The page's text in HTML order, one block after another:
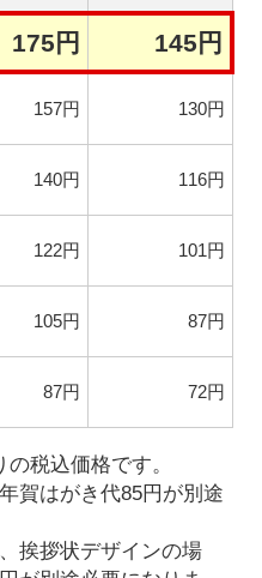
175円 145円
157円 130円
140円 116円
122円 101円
105円 87円
87円 72円
税込価格です。
賀はがき代85円が別途
挨拶状デザインの場